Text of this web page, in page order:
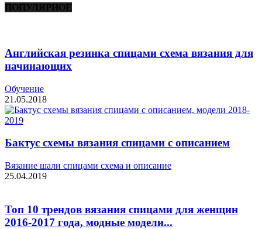
ПОПУЛЯРНОЕ
Английская резинка спицами схема вязания для
начинающих
Обучение
21.05.2018
Бактус схемы вязания спицами с описанием
Вязание шали спицами схема и описание
25.04.2019
Топ 10 трендов вязания спицами для женщин
2016-2017 года, модные модели...